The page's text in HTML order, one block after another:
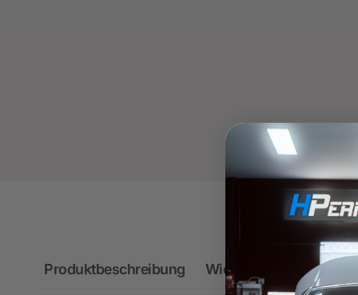
Produktbeschreibung Wichtige Hinweise